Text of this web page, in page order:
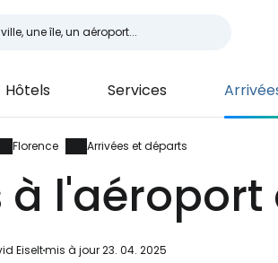
Hôtels Services
Florence Arrivées et départs
l'aéroport
Eiseltmis à jour 23. 04. 2025